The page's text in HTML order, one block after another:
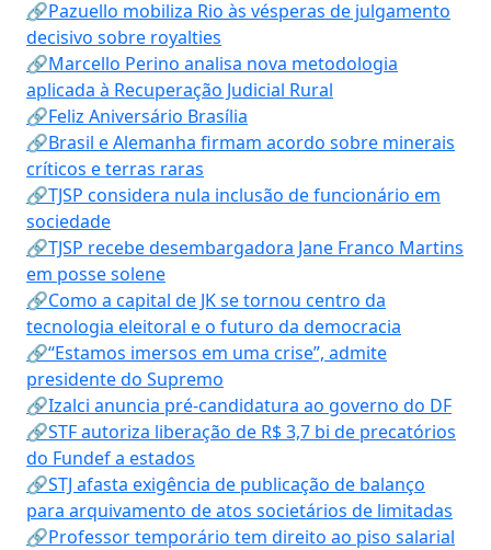
🔗Pazuello mobiliza Rio às vésperas de julgamento
decisivo sobre royalties
🔗Marcello Perino analisa nova metodologia
aplicada à Recuperação Judicial Rural
🔗Feliz Aniversário Brasília
🔗Brasil e Alemanha firmam acordo sobre minerais
críticos e terras raras
🔗TJSP considera nula inclusão de funcionário em
sociedade
🔗TJSP recebe desembargadora Jane Franco Martins
em posse solene
🔗Como a capital de JK se tornou centro da
tecnologia eleitoral e o futuro da democracia
🔗“Estamos imersos em uma crise”, admite
presidente do Supremo
🔗Izalci anuncia pré-candidatura ao governo do DF
🔗STF autoriza liberação de R$ 3,7 bi de precatórios
do Fundef a estados
🔗STJ afasta exigência de publicação de balanço
para arquivamento de atos societários de limitadas
🔗Professor temporário tem direito ao piso salarial